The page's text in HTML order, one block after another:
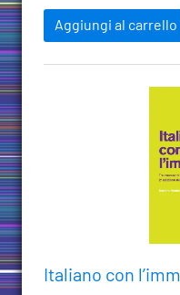
Aggiungi al carrello
Italiano con